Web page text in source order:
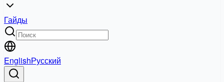
Гайды
EnglishРусский